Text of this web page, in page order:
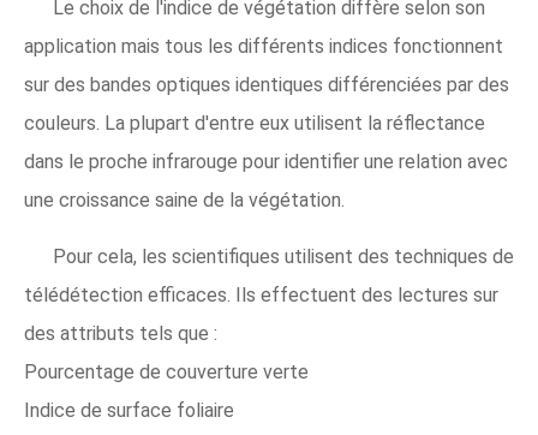
Le choix de l'indice de végétation diffère selon son
application mais tous les différents indices fonctionnent
sur des bandes optiques identiques différenciées par des
couleurs. La plupart d'entre eux utilisent la réflectance
dans le proche infrarouge pour identifier une relation avec
une croissance saine de la végétation.
Pour cela, les scientifiques utilisent des techniques de
télédétection efficaces. Ils effectuent des lectures sur
des attributs tels que :
Pourcentage de couverture verte
Indice de surface foliaire